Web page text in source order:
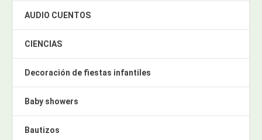
AUDIO CUENTOS
CIENCIAS
Decoración de fiestas infantiles
Baby showers
Bautizos